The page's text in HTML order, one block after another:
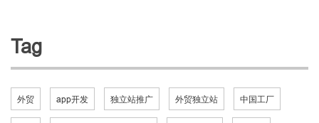
Tag
外贸 app开发 独立站推广 外贸独立站 中国工厂